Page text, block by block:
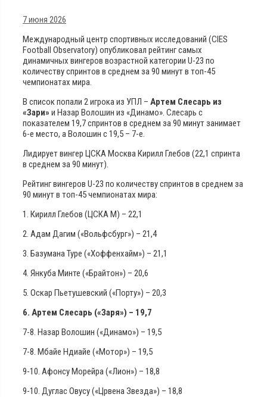
7 июня 2026
Международный центр спортивных исследований (CIES
Football Observatory) опубликовал рейтинг самых
динамичных вингеров возрастной категории U-23 по
количеству спринтов в среднем за 90 минут в топ-45
чемпионатах мира.
В список попали 2 игрока из УПЛ – Артем Слесарь из
«Зари» и Назар Волошин из «Динамо». Слесарь с
показателем 19,7 спринтов в среднем за 90 минут занимает
6-е место, а Волошин с 19,5 – 7-е.
Лидирует вингер ЦСКА Москва Кирилл Глебов (22,1 спринта
в среднем за 90 минут).
Рейтинг вингеров U-23 по количеству спринтов в среднем за
90 минут в топ-45 чемпионатах мира:
1. Кирилл Глебов (ЦСКА М) – 22,1
2. Адам Дагим («Вольфсбург») – 21,4
3. Базумана Туре («Хоффенхайм») – 21,1
4. Янкуба Минте («Брайтон») – 20,6
5. Оскар Пьетушевский («Порту») – 20,3
6. Артем Слесарь («Заря») – 19,7
7-8. Назар Волошин («Динамо») – 19,5
7-8. Мбайе Ндиайе («Мотор») – 19,5
9-10. Афонсу Морейра («Лион») – 18,8
9-10. Дуглас Овусу («Црвена Звезда») – 18,8